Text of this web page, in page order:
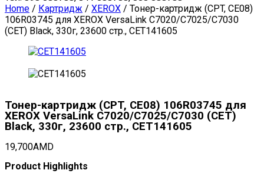
Home / Картридж / XEROX / Тонер-картридж (CPT, CE08)
106R03745 для XEROX VersaLink C7020/C7025/C7030
(CET) Black, 330г, 23600 стр., CET141605
Тонер-картридж (CPT, CE08) 106R03745 для
XEROX VersaLink C7020/C7025/C7030 (CET)
Black, 330г, 23600 стр., CET141605
19,700AMD
Product Highlights